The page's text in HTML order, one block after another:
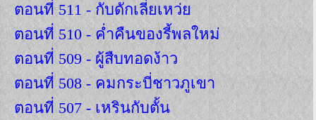
ตอนที่ 511 - กับดักเลี่ยเหว่ย
ตอนที่ 510 - ค่ำคืนของรี้พลใหม่
ตอนที่ 509 - ผู้สืบทอดง้าว
ตอนที่ 508 - คมกระบี่ชาวภูเขา
ตอนที่ 507 - เหรินกับตั้น